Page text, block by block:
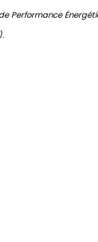
Performance